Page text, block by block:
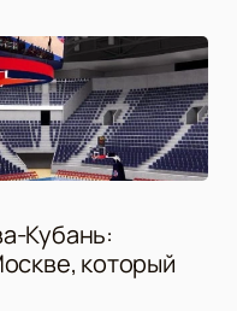
Кубань:
который